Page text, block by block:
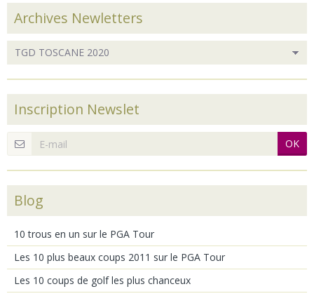
Archives Newletters
Inscription Newslet
OK
Blog
10 trous en un sur le PGA Tour
Les 10 plus beaux coups 2011 sur le PGA Tour
Les 10 coups de golf les plus chanceux